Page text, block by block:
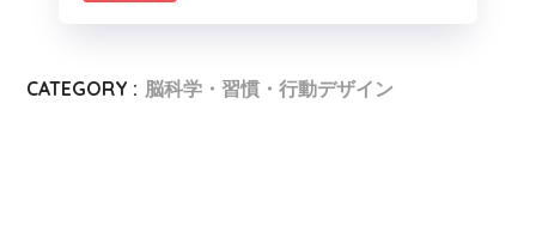
CATEGORY : 脳科学・習慣・行動デザイン